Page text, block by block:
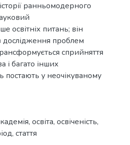
ранньомодерного
освітніх питань; він
проблем
сприйняття
і багато інших
постають у неочікуваному
, освіта, освіченість,
, стаття